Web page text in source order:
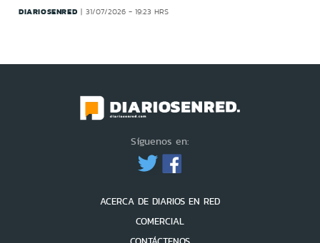
DIARIOSENRED 31/07/2026 - 19:23 HRS
Síguenos en:
ACERCA DE DIARIOS EN RED
COMERCIAL